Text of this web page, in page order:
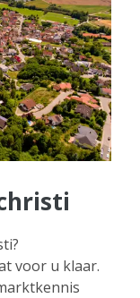
voor u klaar.